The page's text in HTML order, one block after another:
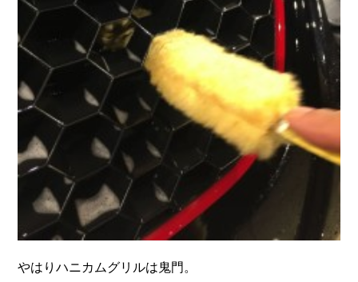
やはりハニカムグリルは鬼門。